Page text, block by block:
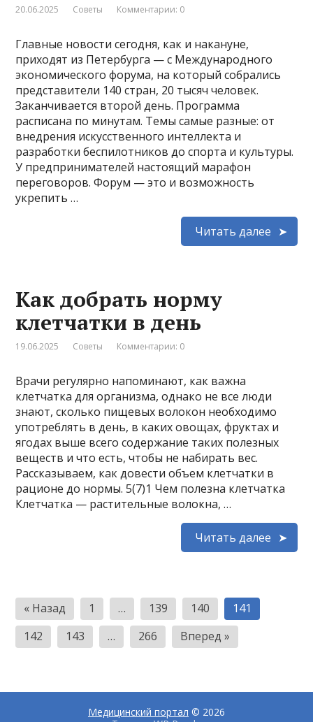
20.06.2025 Советы Комментарии: 0
Главные новости сегодня, как и накануне,
приходят из Петербурга — с Международного
экономического форума, на который собрались
представители 140 стран, 20 тысяч человек.
Заканчивается второй день. Программа
расписана по минутам. Темы самые разные: от
внедрения искусственного интеллекта и
разработки беспилотников до спорта и культуры.
У предпринимателей настоящий марафон
переговоров. Форум — это и возможность
укрепить …
Читать далее
Как добрать норму
клетчатки в день
19.06.2025 Советы Комментарии: 0
Врачи регулярно напоминают, как важна
клетчатка для организма, однако не все люди
знают, сколько пищевых волокон необходимо
употреблять в день, в каких овощах, фруктах и
ягодах выше всего содержание таких полезных
веществ и что есть, чтобы не набирать вес.
Рассказываем, как довести объем клетчатки в
рационе до нормы. 5(7)1 Чем полезна клетчатка
Клетчатка — растительные волокна, …
Читать далее
Пагинация
записей
« Назад 1 … 139 140
141
142
143 … 266 Вперед »
Медицинский портал © 2026